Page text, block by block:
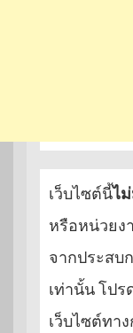
เว็บไซต์นี้ไ
หรือหน่วยง
จากประสบ
เท่านั้น โป
เว็บไซต์ทา